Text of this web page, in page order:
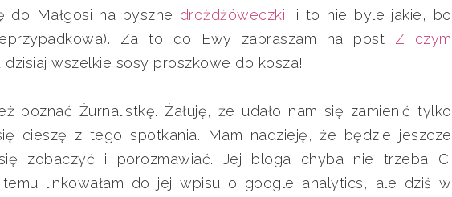
do Małgosi na pyszne drożdżóweczki, i to nie byle jakie, bo
Za to do Ewy zapraszam na post Z czym
dzisiaj wszelkie sosy proszkowe do kosza!
poznać Żurnalistkę. Żałuję, że udało nam się zamienić tylko
cieszę z tego spotkania. Mam nadzieję, że będzie jeszcze
zobaczyć i porozmawiać. Jej bloga chyba nie trzeba Ci
temu linkowałam do jej wpisu o google analytics, ale dziś w